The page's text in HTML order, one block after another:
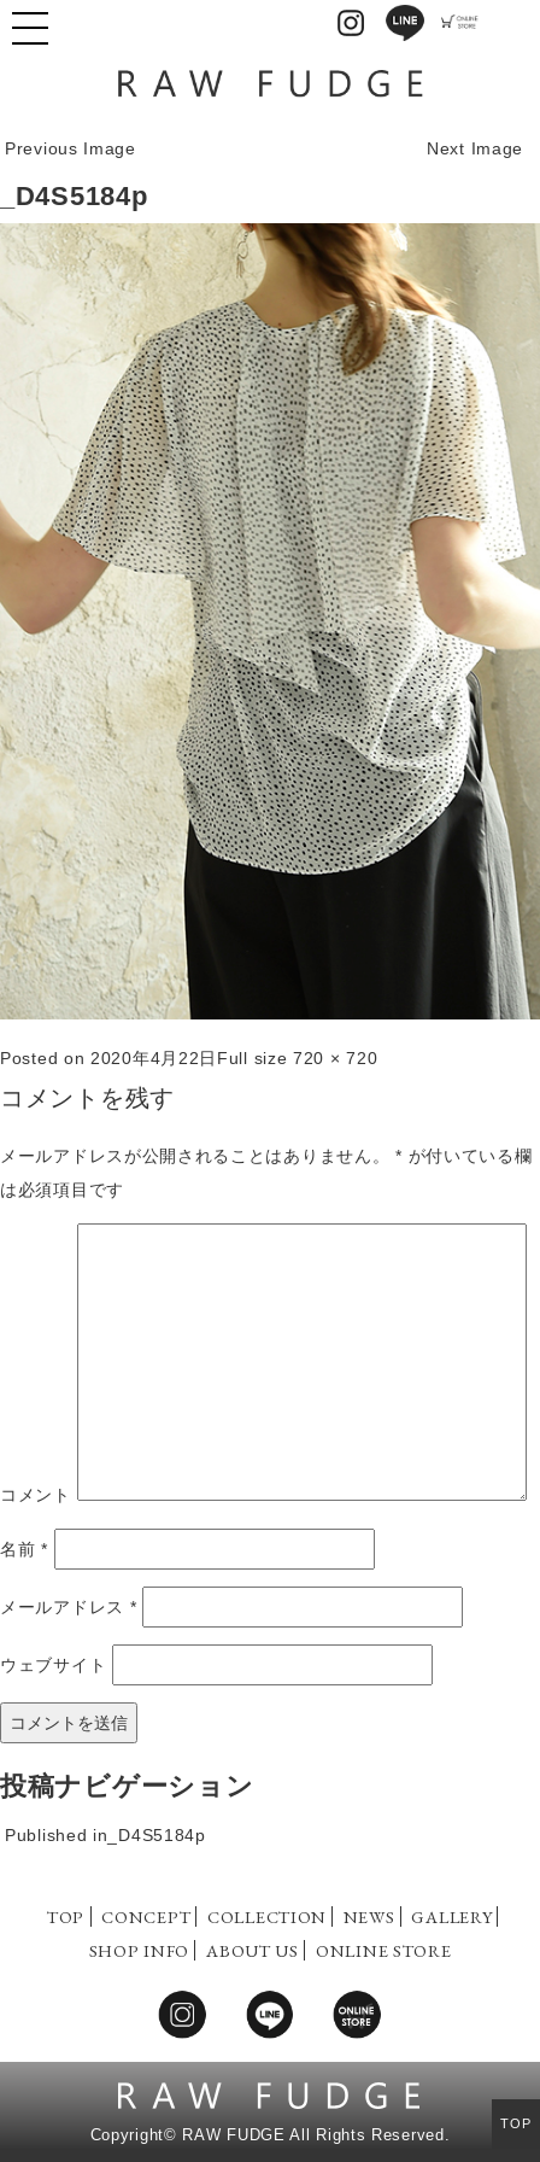
Previous Image Next Image
_D4S5184p
Posted on 2020年4月22日 Full size720 × 720
コメントを残す
メールアドレスが公開されることはありません。 * が付いている欄
は必須項目です
コメント
名前*
メールアドレス *
ウェブサイト
投稿ナビゲーション
Published in _D4S5184p
TOP CONCEPT COLLECTION NEWS
GALLERY
SHOP INFO
ABOUT US ONLINE STORE
Copyright© RAW FUDGE All Rights Reserved.
TOP